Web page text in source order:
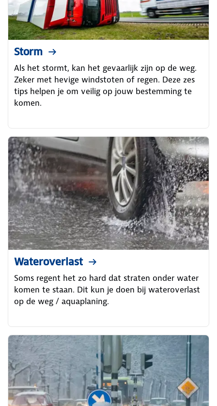
Storm
Als het stormt, kan het gevaarlijk zijn op de weg.
Zeker met hevige windstoten of regen. Deze zes
tips helpen je om veilig op jouw bestemming te
komen.
Wateroverlast
Soms regent het zo hard dat straten onder water
komen te staan. Dit kun je doen bij wateroverlast
op de weg / aquaplaning.